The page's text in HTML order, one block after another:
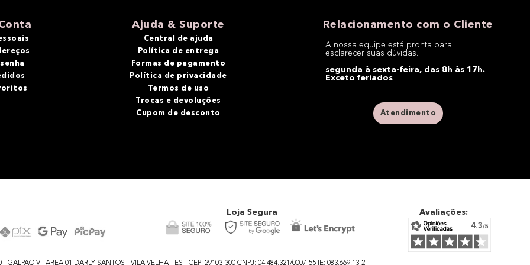
Ajuda & Suporte
Central de ajuda
Política de entrega
Formas de pagamento
Política de privacidade
Termos de uso
Trocas e devoluções
Cupom de desconto
Relacionamento com o Cliente
A nossa equipe está pronta para
esclarecer suas dúvidas.
segunda à sexta-feira, das 8h às 17h.
Exceto feriados
Atendimento
Loja Segura Avaliações:
GALPAO VII AREA 01 DARLY SANTOS - VILA VELHA - ES - CEP: 29103-300 CNPJ: 04.484.321/0007-55 IE: 083.669.13-2